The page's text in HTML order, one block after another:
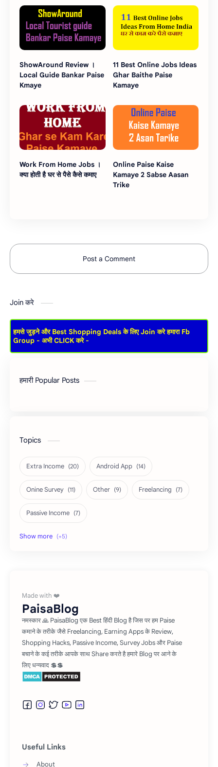
ShowAround Review ।
Local Guide Bankar Paise
Kmaye
11 Best Online Jobs Ideas
Ghar Baithe Paise
Kamaye
Work From Home Jobs ।
क्या होती है घर से पैसे कैसे कमाए
Online Paise Kaise
Kamaye 2 Sabse Aasan
Trike
Post a Comment
Join करे
हमसे जुड़ने और Best Shopping Deals के लिए Join करे हमारा Fb
Group - अभी CLICK करे -
हमारी Popular Posts
Topics
Extra Income Android App
Onine Survey Other Freelancing
Passive Income
Shopping Tricks
PaisaBlog
नमस्कार 🙏 PaisaBlog एक Best हिंदी Blog है जिस पर हम Paise
कमाने के तरीके जैसे Freelancing, Earning Apps के Review,
Shopping Hacks, Passive Income, Survey Jobs और Paise
बचाने के कई तरीके आपके साथ Share करते है हमारे Blog पर आने के
लिए धन्यवाद 💲💲
Useful Links
About